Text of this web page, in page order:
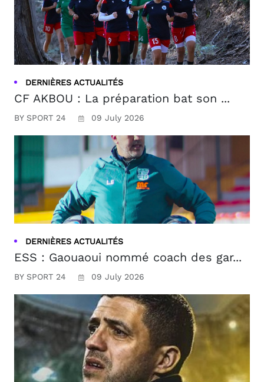
DERNIÈRES ACTUALITÉS
CF AKBOU : La préparation bat son ...
BY SPORT 24 09 July 2026
DERNIÈRES ACTUALITÉS
ESS : Gaouaoui nommé coach des gar...
BY SPORT 24 09 July 2026